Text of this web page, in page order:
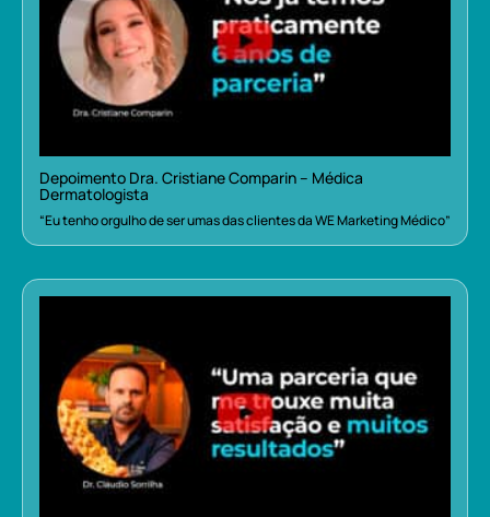
Depoimento Dra. Cristiane Comparin – Médica
Dermatologista
“Eu tenho orgulho de ser umas das clientes da WE Marketing Médico”